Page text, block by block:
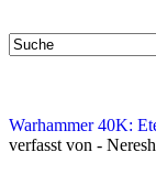
Warhammer 40K:
verfasst von -